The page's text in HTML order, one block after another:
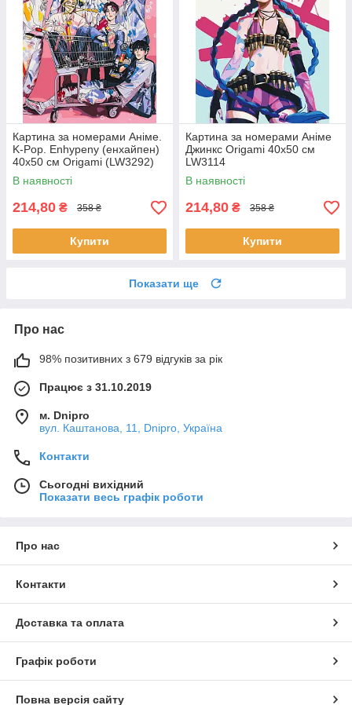
Картина за номерами Аніме.
K-Pop. Enhypenу (енхайпен)
40x50 см Origami (LW3292)
В наявності
214,80 ₴ 358 ₴
Купити
Картина за номерами Аніме
Джинкс Origami 40x50 см
LW3114
В наявності
214,80 ₴ 358 ₴
Купити
Показати ще
Про нас
98% позитивних з 679 відгуків за рік
Працює з 31.10.2019
м. Dnipro
вул. Каштанова, 11, Dnipro, Україна
Контакти
Сьогодні вихідний
Показати весь графік роботи
Про нас
Контакти
Доставка та оплата
Графік роботи
Повна версія сайту